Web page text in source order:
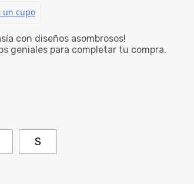
con diseños asombrosos!
geniales para completar tu compra.
S